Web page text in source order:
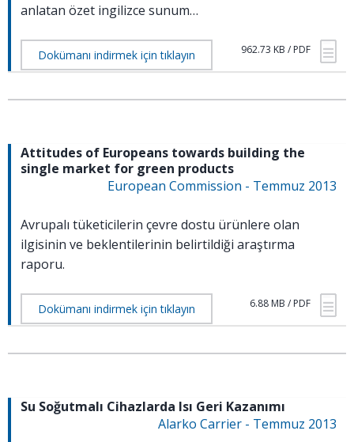
anlatan özet ingilizce sunum…
Dokümanı indirmek için tıklayın 962.73 KB / PDF
Attitudes of Europeans towards building the
single market for green products
European Commission - Temmuz 2013
Avrupalı tüketicilerin çevre dostu ürünlere olan
ilgisinin ve beklentilerinin belirtildiği araştırma
raporu.
Dokümanı indirmek için tıklayın 6.88 MB / PDF
Su Soğutmalı Cihazlarda Isı Geri Kazanımı
Alarko Carrier - Temmuz 2013